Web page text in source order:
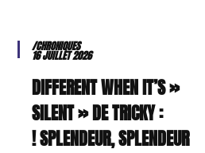
/CHRONIQUES
16 JUILLET 2026
« DIFFERENT WHEN IT’S
SILENT » DE TRICKY :
SPLENDEUR, SPLENDEUR !